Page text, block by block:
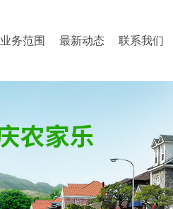
业务范围 最新动态 联系我们